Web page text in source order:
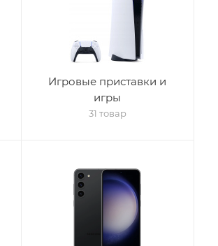
Игровые приставки и
игры
31 товар